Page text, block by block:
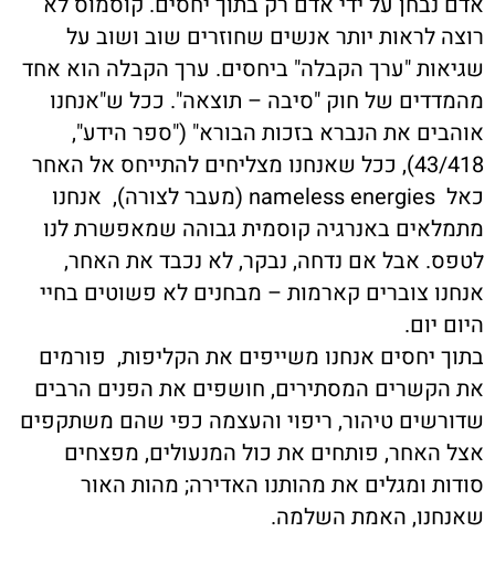
רוצה לראות יותר אנשים שחוזרים שוב ושוב על
שגיאות "ערך הקבלה" ביחסים. ערך הקבלה הוא אחד
מהמדדים של חוק "סיבה – תוצאה". ככל ש"אנחנו
אוהבים את הנברא בזכות הבורא" ("ספר הידע",
43/418), ככל שאנחנו מצליחים להתייחס אל האחר
כאל nameless energies (מעבר לצורה), אנחנו
מתמלאים באנרגיה קוסמית גבוהה שמאפשרת לנו
לטפס. אבל אם נדחה, נבקר, לא נכבד את האחר,
אנחנו צוברים קארמות – מבחנים לא פשוטים בחיי
היום יום.
בתוך יחסים אנחנו משייפים את הקליפות, פורמים
את הקשרים המסתירים, חושפים את הפנים הרבים
שדורשים טיהור, ריפוי והעצמה כפי שהם משתקפים
אצל האחר, פותחים את כול המנעולים, מפצחים
סודות ומגלים את מהותנו האדירה; מהות האור
שאנחנו, האמת השלמה.